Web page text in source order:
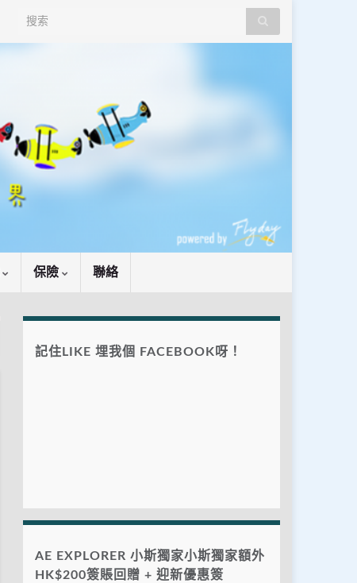
Search for:
保險 聯絡
記住LIKE 埋我個 FACEBOOK呀！
AE EXPLORER 小斯獨家小斯獨家額外
HK$200簽賬回贈 + 迎新優惠簽